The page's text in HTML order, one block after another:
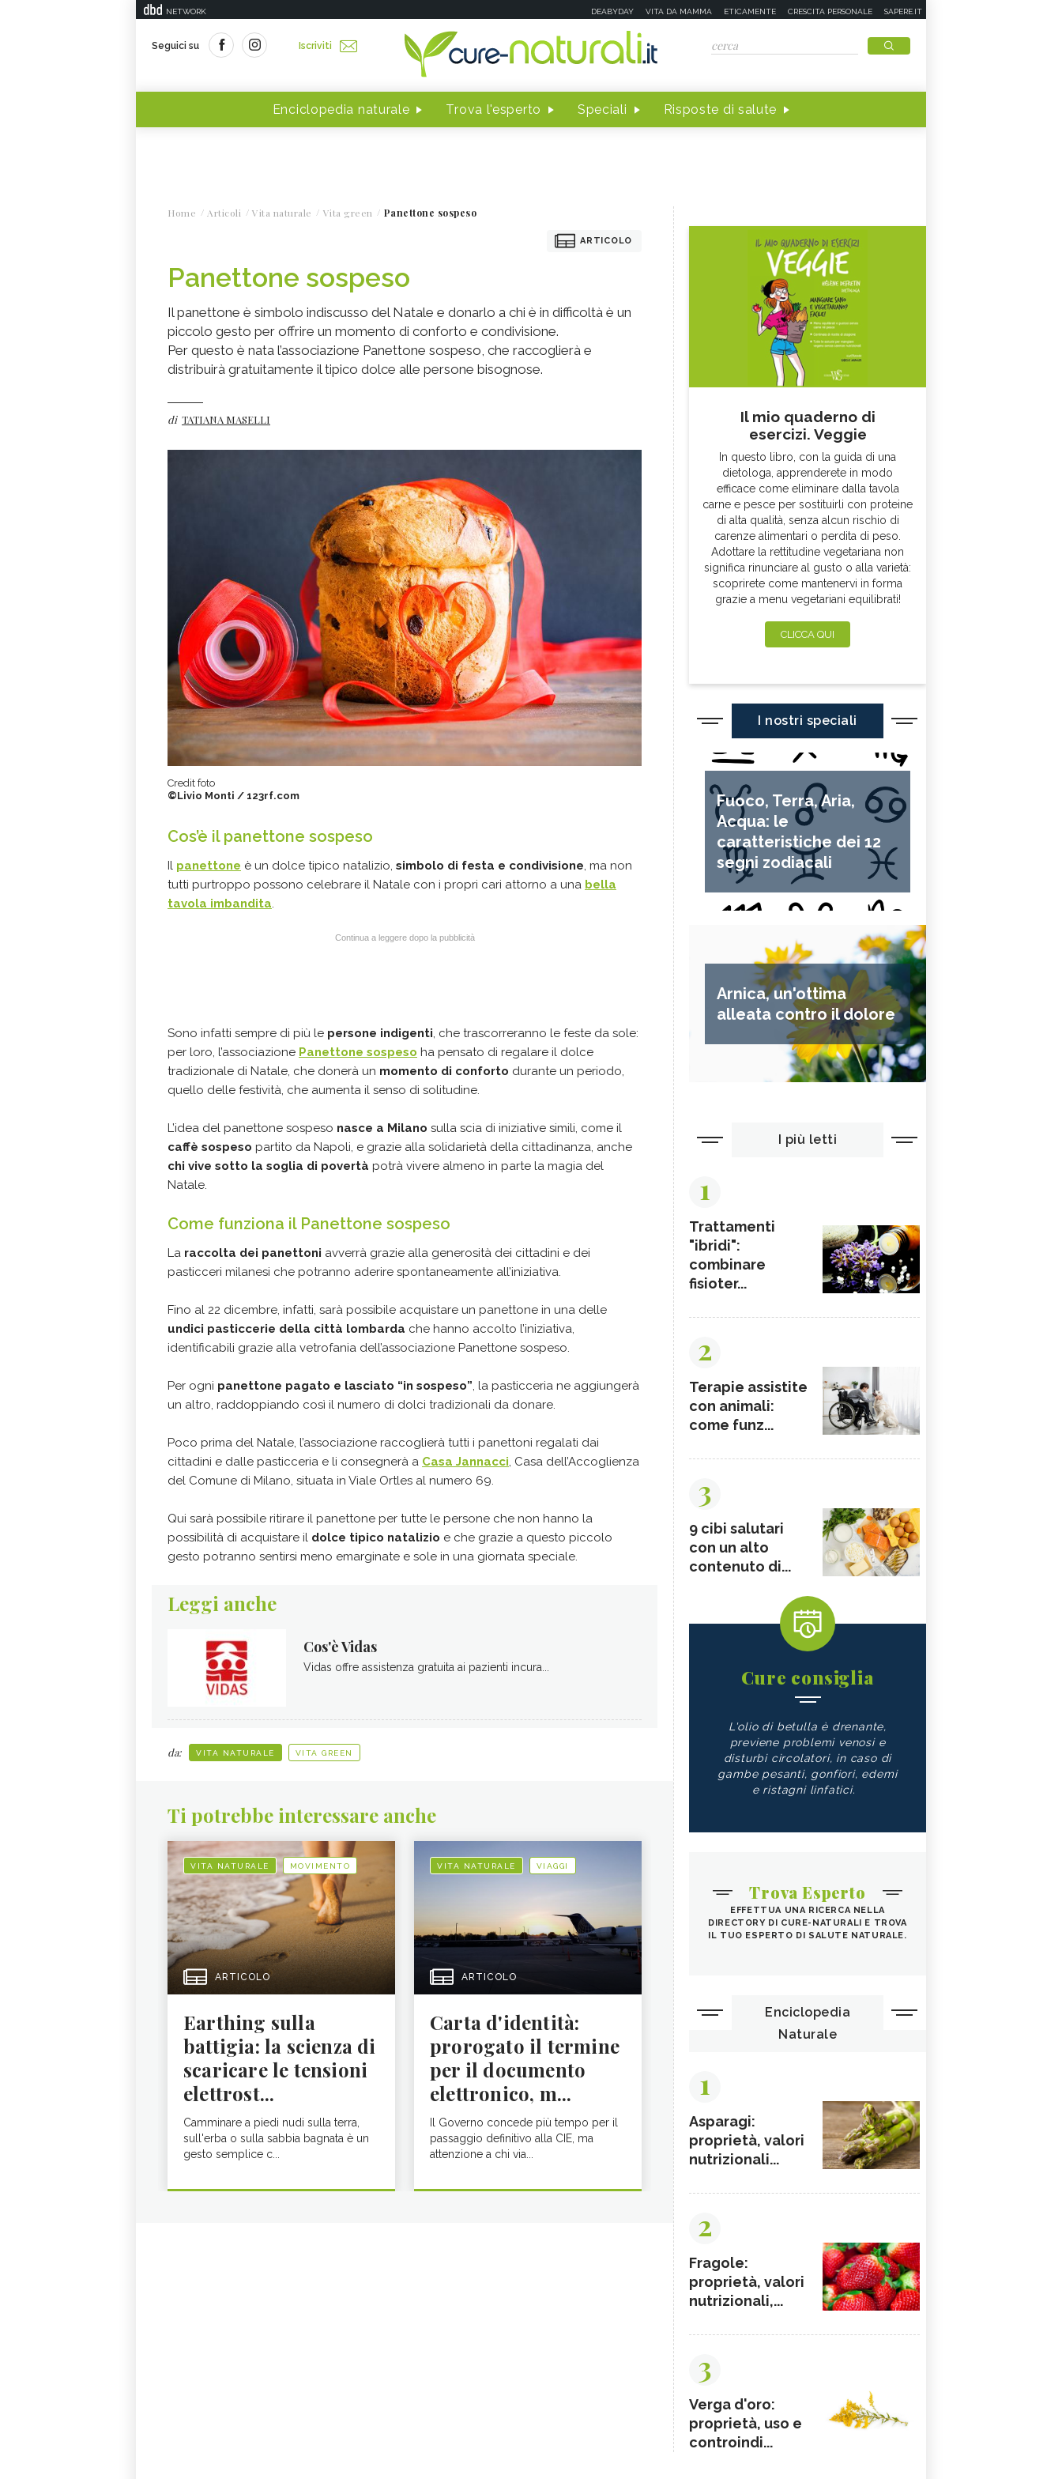
NETWORK DEABYDAY VITA DA MAMMA ETICAMENTE CRESCITA PERSONALE SAPERE.IT
Seguici su Iscriviti
Enciclopedia naturale Trova l'esperto Speciali Risposte di salute
Home Articoli Vita naturale Vita green Panettone sospeso
ARTICOLO
Panettone sospeso
Il panettone è simbolo indiscusso del Natale e donarlo a chi è in difficoltà è un
piccolo gesto per offrire un momento di conforto e condivisione.
Per questo è nata l’associazione Panettone sospeso, che raccoglierà e
distribuirà gratuitamente il tipico dolce alle persone bisognose.
di TATIANA MASELLI
Credit foto
©Livio Monti / 123rf.com
Cos’è il panettone sospeso
Il panettone è un dolce tipico natalizio, simbolo di festa e condivisione, ma non
tutti purtroppo possono celebrare il Natale con i propri cari attorno a una bella
tavola imbandita.
Continua a leggere dopo la pubblicità
Sono infatti sempre di più le persone indigenti, che trascorreranno le feste da sole:
per loro, l’associazione Panettone sospeso ha pensato di regalare il dolce
tradizionale di Natale, che donerà un momento di conforto durante un periodo,
quello delle festività, che aumenta il senso di solitudine.
L’idea del panettone sospeso nasce a Milano sulla scia di iniziative simili, come il
caffè sospeso partito da Napoli, e grazie alla solidarietà della cittadinanza, anche
chi vive sotto la soglia di povertà potrà vivere almeno in parte la magia del
Natale.
Come funziona il Panettone sospeso
La raccolta dei panettoni avverrà grazie alla generosità dei cittadini e dei
pasticceri milanesi che potranno aderire spontaneamente all’iniziativa.
Fino al 22 dicembre, infatti, sarà possibile acquistare un panettone in una delle
undici pasticcerie della città lombarda che hanno accolto l’iniziativa,
identificabili grazie alla vetrofania dell’associazione Panettone sospeso.
Per ogni panettone pagato e lasciato “in sospeso”, la pasticceria ne aggiungerà
un altro, raddoppiando così il numero di dolci tradizionali da donare.
Poco prima del Natale, l’associazione raccoglierà tutti i panettoni regalati dai
cittadini e dalle pasticceria e li consegnerà a Casa Jannacci, Casa dell’Accoglienza
del Comune di Milano, situata in Viale Ortles al numero 69.
Qui sarà possibile ritirare il panettone per tutte le persone che non hanno la
possibilità di acquistare il dolce tipico natalizio e che grazie a questo piccolo
gesto potranno sentirsi meno emarginate e sole in una giornata speciale.
Leggi anche
Cos'è Vidas
Vidas offre assistenza gratuita ai pazienti incura...
da: VITA NATURALE VITA GREEN
Ti potrebbe interessare anche
VITA NATURALE MOVIMENTO
ARTICOLO
Earthing sulla
battigia: la scienza di
scaricare le tensioni
elettrost...
Camminare a piedi nudi sulla terra,
sull'erba o sulla sabbia bagnata è un
gesto semplice c...
VITA NATURALE VIAGGI
ARTICOLO
Carta d'identità:
prorogato il termine
per il documento
elettronico, m...
Il Governo concede più tempo per il
passaggio definitivo alla CIE, ma
attenzione a chi via...
Il mio quaderno di
esercizi. Veggie
In questo libro, con la guida di una
dietologa, apprenderete in modo
efficace come eliminare dalla tavola
carne e pesce per sostituirli con proteine
di alta qualità, senza alcun rischio di
carenze alimentari o perdita di peso.
Adottare la rettitudine vegetariana non
significa rinunciare al gusto o alla varietà:
scoprirete come mantenervi in forma
grazie a menu vegetariani equilibrati!
CLICCA QUI
I nostri speciali
Fuoco, Terra, Aria,
Acqua: le
caratteristiche dei 12
segni zodiacali
Arnica, un'ottima
alleata contro il dolore
I più letti
1
Trattamenti
"ibridi":
combinare
fisioter...
2
Terapie assistite
con animali:
come funz...
3
9 cibi salutari
con un alto
contenuto di...
Cure consiglia
L'olio di betulla è drenante,
previene problemi venosi e
disturbi circolatori, in caso di
gambe pesanti, gonfiori, edemi
e ristagni linfatici.
Trova Esperto
EFFETTUA UNA RICERCA NELLA
DIRECTORY DI CURE-NATURALI E TROVA
IL TUO ESPERTO DI SALUTE NATURALE.
Enciclopedia
Naturale
1
Asparagi:
proprietà, valori
nutrizionali...
2
Fragole:
proprietà, valori
nutrizionali,...
3
Verga d'oro:
proprietà, uso e
controindi...